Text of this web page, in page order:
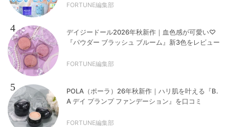
FORTUNE編集部
4
デイジードール2026年秋新作｜血色感が可愛い♡
『パウダー ブラッシュ ブルーム』新3色をレビュー
FORTUNE編集部
5
POLA（ポーラ）26年秋新作｜ハリ肌を叶える『B.
A デイ プランプ ファンデーション』を口コミ
FORTUNE編集部